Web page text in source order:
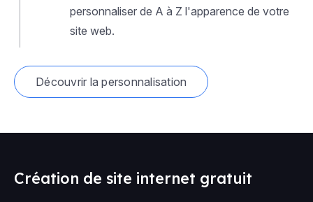
personnaliser de A à Z l'apparence de votre
site web.
Découvrir la personnalisation
Création de site internet gratuit